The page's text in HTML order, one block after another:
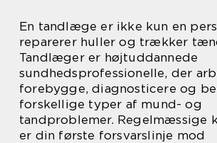
En tandlæge er ikke kun en
reparerer huller og trækker
Tandlæger er højtuddannede
sundhedsprofessionelle, der
forebygge, diagnosticere og
forskellige typer af mund- og
tandproblemer. Regelmæssige
er din første forsvarslinje mod